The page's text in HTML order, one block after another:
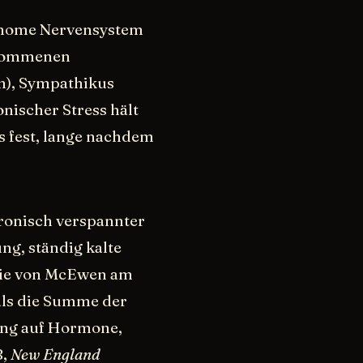
Nervensystem
Sympathikus
Stress hält
fest, lange nachdem
verspannter
ständig kalte
von McEwen am
die Summe der
auf Hormone,
New England